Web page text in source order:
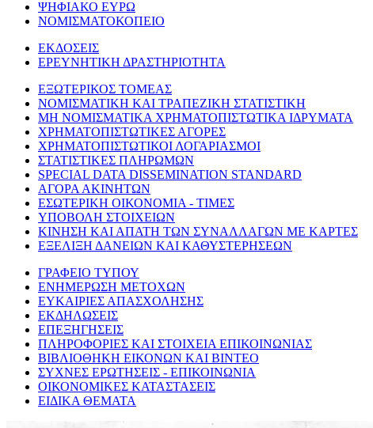
ΨΗΦΙΑΚΟ ΕΥΡΩ
ΝΟΜΙΣΜΑΤΟΚΟΠΕΙΟ
ΕΚΔΟΣΕΙΣ
ΕΡΕΥΝΗΤΙΚΗ ΔΡΑΣΤΗΡΙΟΤΗΤΑ
ΕΞΩΤΕΡΙΚΟΣ ΤΟΜΕΑΣ
ΝΟΜΙΣΜΑΤΙΚΗ ΚΑΙ ΤΡΑΠΕΖΙΚΗ ΣΤΑΤΙΣΤΙΚΗ
ΜΗ ΝΟΜΙΣΜΑΤΙΚΑ ΧΡΗΜΑΤΟΠΙΣΤΩΤΙΚΑ ΙΔΡΥΜΑΤΑ
ΧΡΗΜΑΤΟΠΙΣΤΩΤΙΚΕΣ ΑΓΟΡΕΣ
ΧΡΗΜΑΤΟΠΙΣΤΩΤΙΚΟΙ ΛΟΓΑΡΙΑΣΜΟΙ
ΣΤΑΤΙΣΤΙΚΕΣ ΠΛΗΡΩΜΩΝ
SPECIAL DATA DISSEMINATION STANDARD
ΑΓΟΡΑ ΑΚΙΝΗΤΩΝ
ΕΣΩΤΕΡΙΚΗ ΟΙΚΟΝΟΜΙΑ - ΤΙΜΕΣ
ΥΠΟΒΟΛΗ ΣΤΟΙΧΕΙΩΝ
ΚΙΝΗΣΗ ΚΑΙ ΑΠΑΤΗ ΤΩΝ ΣΥΝΑΛΛΑΓΩΝ ΜΕ ΚΑΡΤΕΣ
ΕΞΕΛΙΞΗ ΔΑΝΕΙΩΝ ΚΑΙ ΚΑΘΥΣΤΕΡΗΣΕΩΝ
ΓΡΑΦΕΙΟ ΤΥΠΟΥ
ΕΝΗΜΕΡΩΣΗ ΜΕΤΟΧΩΝ
ΕΥΚΑΙΡΙΕΣ ΑΠΑΣΧΟΛΗΣΗΣ
ΕΚΔΗΛΩΣΕΙΣ
ΕΠΕΞΗΓΗΣΕΙΣ
ΠΛΗΡΟΦΟΡΙΕΣ ΚΑΙ ΣΤΟΙΧΕΙΑ ΕΠΙΚΟΙΝΩΝΙΑΣ
ΒΙΒΛΙΟΘΗΚΗ ΕΙΚΟΝΩΝ ΚΑΙ ΒΙΝΤΕΟ
ΣΥΧΝΕΣ ΕΡΩΤΗΣΕΙΣ - ΕΠΙΚΟΙΝΩΝΙΑ
ΟΙΚΟΝΟΜΙΚΕΣ ΚΑΤΑΣΤΑΣΕΙΣ
ΕΙΔΙΚΑ ΘΕΜΑΤΑ